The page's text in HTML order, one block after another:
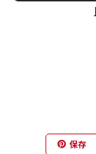
保存